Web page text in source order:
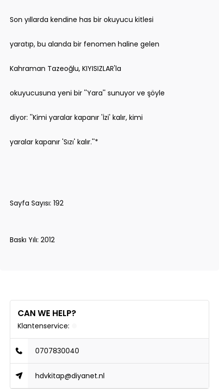
Son yıllarda kendine has bir okuyucu kitlesi
yaratıp, bu alanda bir fenomen haline gelen
Kahraman Tazeoğlu, KIYISIZLAR'la
okuyucusuna yeni bir ''Yara'' sunuyor ve şöyle
diyor: ''Kimi yaralar kapanır 'İzi' kalır, kimi
yaralar kapanır 'Sızı' kalır.''*
Sayfa Sayısı: 192
Baskı Yılı: 2012
CAN WE HELP?
Klantenservice:
0707830040
hdvkitap@diyanet.nl